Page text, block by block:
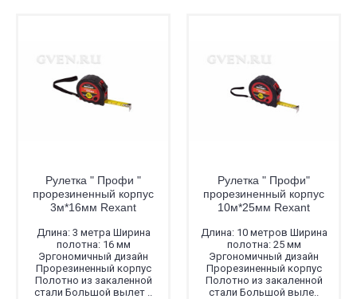
Рулетка " Профи "
прорезиненный корпус
3м*16мм Rexant
Длина: 3 метра Ширина
полотна: 16 мм
Эргономичный дизайн
Прорезиненный корпус
Полотно из закаленной
стали Большой вылет ..
Рулетка " Профи"
прорезиненный корпус
10м*25мм Rexant
Длина: 10 метров Ширина
полотна: 25 мм
Эргономичный дизайн
Прорезиненный корпус
Полотно из закаленной
стали Большой выле..